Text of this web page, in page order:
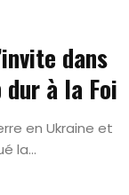
dans
à la Foi
en Ukraine et
la...